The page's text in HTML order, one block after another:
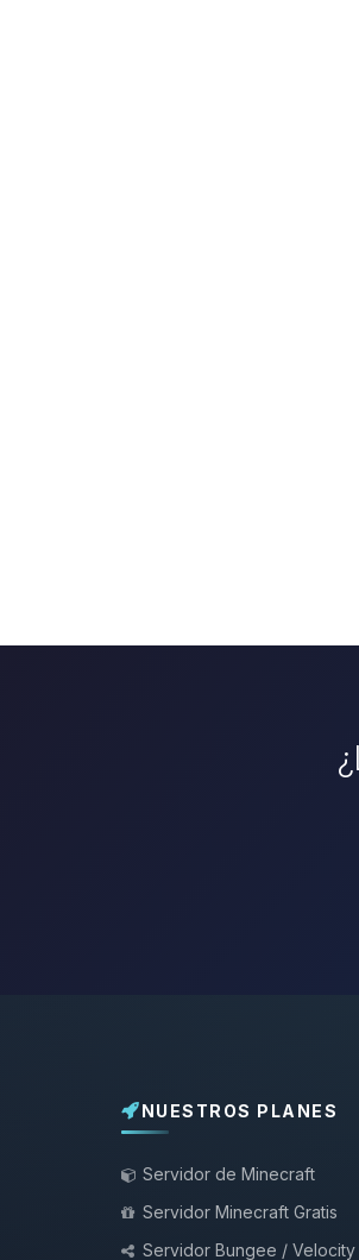
NUESTROS PLANES
Servidor de Minecraft
Servidor Minecraft Gratis
Servidor Bungee / Velocity